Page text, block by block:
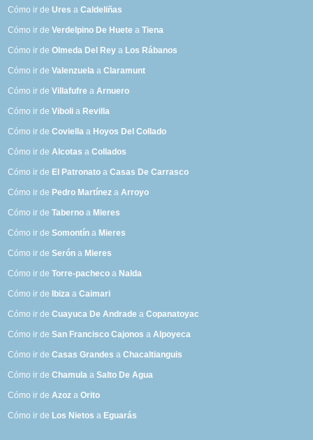
Cómo ir deUres aCaldeliñas
Cómo ir deVerdelpino De Huete aTiena
Cómo ir deOlmeda Del Rey a Los Rábanos
Cómo ir deValenzuela aClaramunt
Cómo ir deVillafufre aArnuero
Cómo ir deViboli a Revilla
Cómo ir deCoviella a Hoyos Del Collado
Cómo ir deAlcotas aCollados
Cómo ir de El Patronato aCasas De Carrasco
Cómo ir de Pedro Martínez aArroyo
Cómo ir deTaberno a Mieres
Cómo ir deSomontín a Mieres
Cómo ir deSerón a Mieres
Cómo ir deTorre-pacheco a Nalda
Cómo ir de Ibiza aCaimari
Cómo ir deCuayuca De Andrade aCopanatoyac
Cómo ir deSan Francisco Cajonos aAlpoyeca
Cómo ir deCasas Grandes aChacaltianguis
Cómo ir deChamula aSalto De Agua
Cómo ir deAzoz aOrito
Cómo ir de Los Nietos a Eguarás